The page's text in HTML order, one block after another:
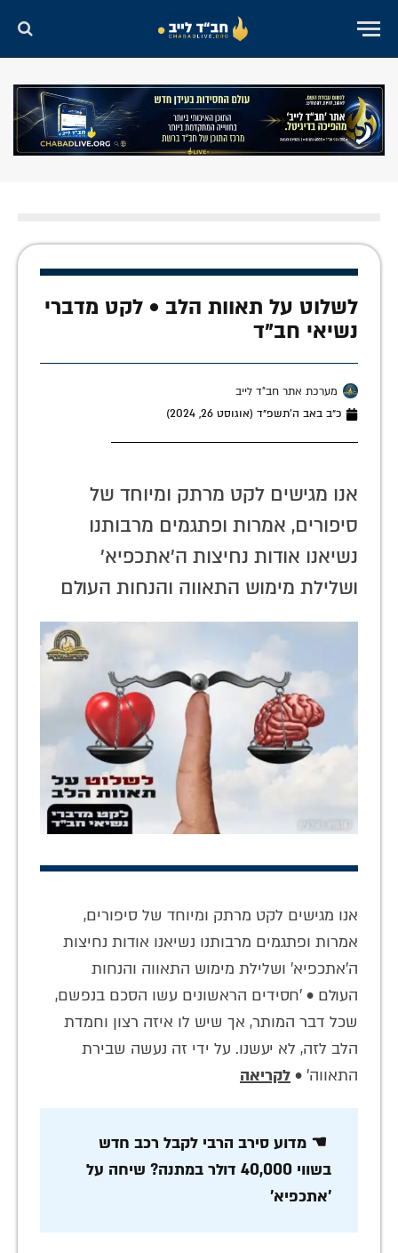
לשלוט על תאוות הלב • לקט מדברי
נשיאי חב"ד
מערכת אתר חב"ד לייב
כ״ב באב ה׳תשפ״ד (אוגוסט 26, 2024)
אנו מגישים לקט מרתק ומיוחד של
סיפורים, אמרות ופתגמים מרבותנו
נשיאנו אודות נחיצות ה'אתכפיא'
ושלילת מימוש התאווה והנחות העולם
אנו מגישים לקט מרתק ומיוחד של סיפורים,
אמרות ופתגמים מרבותנו נשיאנו אודות נחיצות
ה'אתכפיא' ושלילת מימוש התאווה והנחות
העולם • 'חסידים הראשונים עשו הסכם בנפשם,
שכל דבר המותר, אך שיש לו איזה רצון וחמדת
הלב לזה, לא יעשנו. על ידי זה נעשה שבירת
התאווה' • לקריאה
☚ מדוע סירב הרבי לקבל רכב חדש
בשווי 40,000 דולר במתנה? שיחה על
'אתכפיא'